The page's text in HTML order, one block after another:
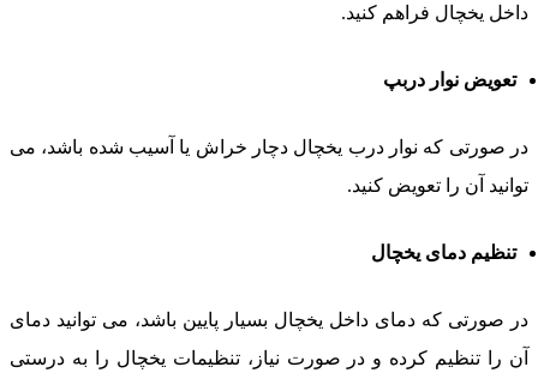
داخل یخچال فراهم کنید.
تعویض نوار دربپ
در صورتی که نوار درب یخچال دچار خراش یا آسیب شده باشد، می
توانید آن را تعویض کنید.
تنظیم دمای یخچال
در صورتی که دمای داخل یخچال بسیار پایین باشد، می توانید دمای
آن را تنظیم کرده و در صورت نیاز، تنظیمات یخچال را به درستی